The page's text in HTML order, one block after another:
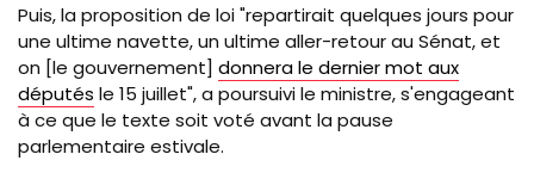
Puis, la proposition de loi "repartirait quelques jours pour
une ultime navette, un ultime aller-retour au Sénat, et
on [le gouvernement] donnera le dernier mot aux
députés le 15 juillet", a poursuivi le ministre, s'engageant
à ce que le texte soit voté avant la pause
parlementaire estivale.